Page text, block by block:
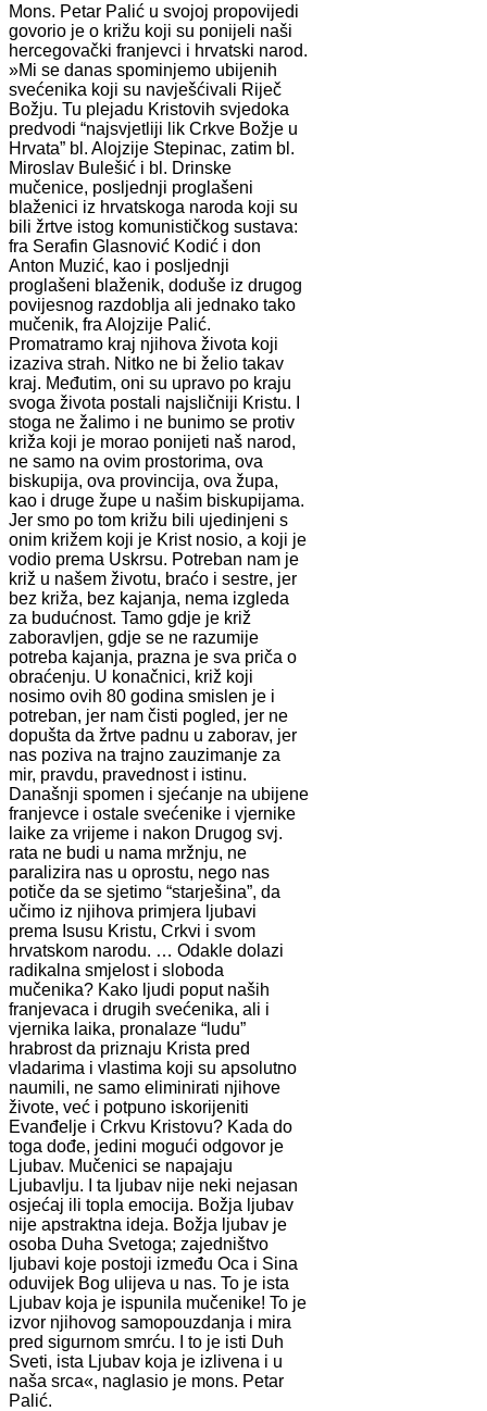
Mons. Petar Palić u svojoj propovijedi
govorio je o križu koji su ponijeli naši
hercegovački franjevci i hrvatski narod.
»Mi se danas spominjemo ubijenih
svećenika koji su navješćivali Riječ
Božju. Tu plejadu Kristovih svjedoka
predvodi “najsvjetliji lik Crkve Božje u
Hrvata” bl. Alojzije Stepinac, zatim bl.
Miroslav Bulešić i bl. Drinske
mučenice, posljednji proglašeni
blaženici iz hrvatskoga naroda koji su
bili žrtve istog komunističkog sustava:
fra Serafin Glasnović Kodić i don
Anton Muzić, kao i posljednji
proglašeni blaženik, doduše iz drugog
povijesnog razdoblja ali jednako tako
mučenik, fra Alojzije Palić.
Promatramo kraj njihova života koji
izaziva strah. Nitko ne bi želio takav
kraj. Međutim, oni su upravo po kraju
svoga života postali najsličniji Kristu. I
stoga ne žalimo i ne bunimo se protiv
križa koji je morao ponijeti naš narod,
ne samo na ovim prostorima, ova
biskupija, ova provincija, ova župa,
kao i druge župe u našim biskupijama.
Jer smo po tom križu bili ujedinjeni s
onim križem koji je Krist nosio, a koji je
vodio prema Uskrsu. Potreban nam je
križ u našem životu, braćo i sestre, jer
bez križa, bez kajanja, nema izgleda
za budućnost. Tamo gdje je križ
zaboravljen, gdje se ne razumije
potreba kajanja, prazna je sva priča o
obraćenju. U konačnici, križ koji
nosimo ovih 80 godina smislen je i
potreban, jer nam čisti pogled, jer ne
dopušta da žrtve padnu u zaborav, jer
nas poziva na trajno zauzimanje za
mir, pravdu, pravednost i istinu.
Današnji spomen i sjećanje na ubijene
franjevce i ostale svećenike i vjernike
laike za vrijeme i nakon Drugog svj.
rata ne budi u nama mržnju, ne
paralizira nas u oprostu, nego nas
potiče da se sjetimo “starješina”, da
učimo iz njihova primjera ljubavi
prema Isusu Kristu, Crkvi i svom
hrvatskom narodu. … Odakle dolazi
radikalna smjelost i sloboda
mučenika? Kako ljudi poput naših
franjevaca i drugih svećenika, ali i
vjernika laika, pronalaze “ludu”
hrabrost da priznaju Krista pred
vladarima i vlastima koji su apsolutno
naumili, ne samo eliminirati njihove
živote, već i potpuno iskorijeniti
Evanđelje i Crkvu Kristovu? Kada do
toga dođe, jedini mogući odgovor je
Ljubav. Mučenici se napajaju
Ljubavlju. I ta ljubav nije neki nejasan
osjećaj ili topla emocija. Božja ljubav
nije apstraktna ideja. Božja ljubav je
osoba Duha Svetoga; zajedništvo
ljubavi koje postoji između Oca i Sina
oduvijek Bog ulijeva u nas. To je ista
Ljubav koja je ispunila mučenike! To je
izvor njihovog samopouzdanja i mira
pred sigurnom smrću. I to je isti Duh
Sveti, ista Ljubav koja je izlivena i u
naša srca«, naglasio je mons. Petar
Palić.